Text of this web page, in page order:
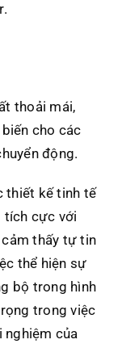
thoải mái,
cho các
động.
thiết kế tinh tế
tích cực với
cảm thấy tự tin
thể hiện sự
bộ trong hình
trong việc
nghiệm của